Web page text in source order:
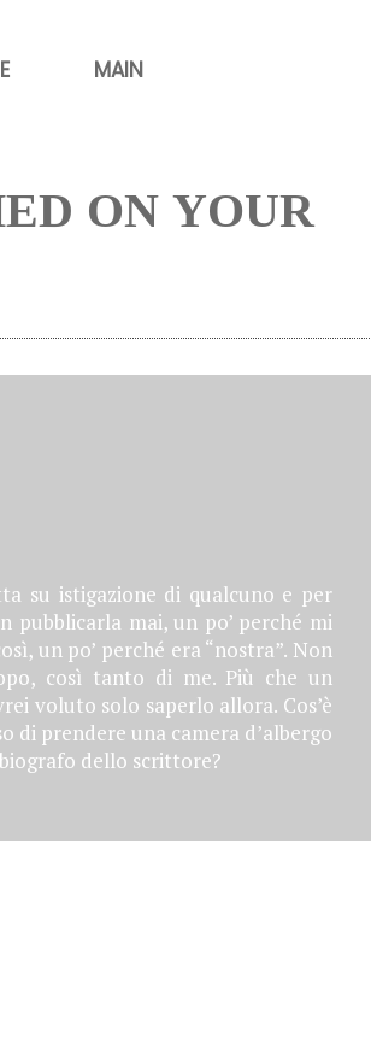
MAIN
ON YOUR
su istigazione di qualcuno e per
pubblicarla mai, un po’ perché mi
un po’ perché era “nostra”. Non
così tanto di me. Più che un
voluto solo saperlo allora. Cos’è
di prendere una camera d’albergo
dello scrittore?